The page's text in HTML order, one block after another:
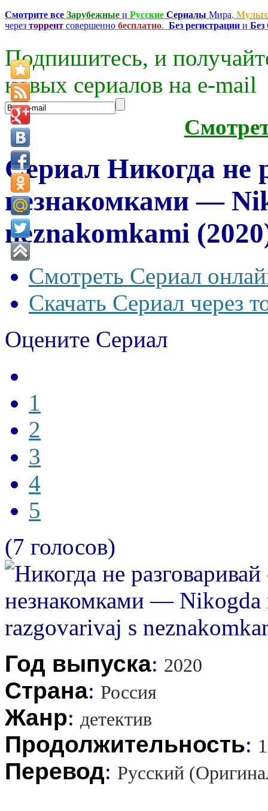
Смотрите все Зарубежные и Русские Сериалы Мира,
через торрент совершенно бесплатно. Без регистрации и
Подпишитесь, и
новых сериалов на e-mаil
Сериал Никогда не
незнакомками —
neznakomkami
Смотреть Сериал
Скачать Сериал через
Оцените Сериал
1
2
3
4
5
(7 голосов)
Год выпуска: 2020
Страна: Россия
Жанр: детектив
Продолжительность:
Перевод: Русский